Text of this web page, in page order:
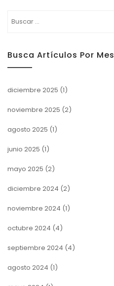
Busca Artículos Por Mes
diciembre 2025 (1)
noviembre 2025 (2)
agosto 2025 (1)
junio 2025 (1)
mayo 2025 (2)
diciembre 2024 (2)
noviembre 2024 (1)
octubre 2024 (4)
septiembre 2024 (4)
agosto 2024 (1)